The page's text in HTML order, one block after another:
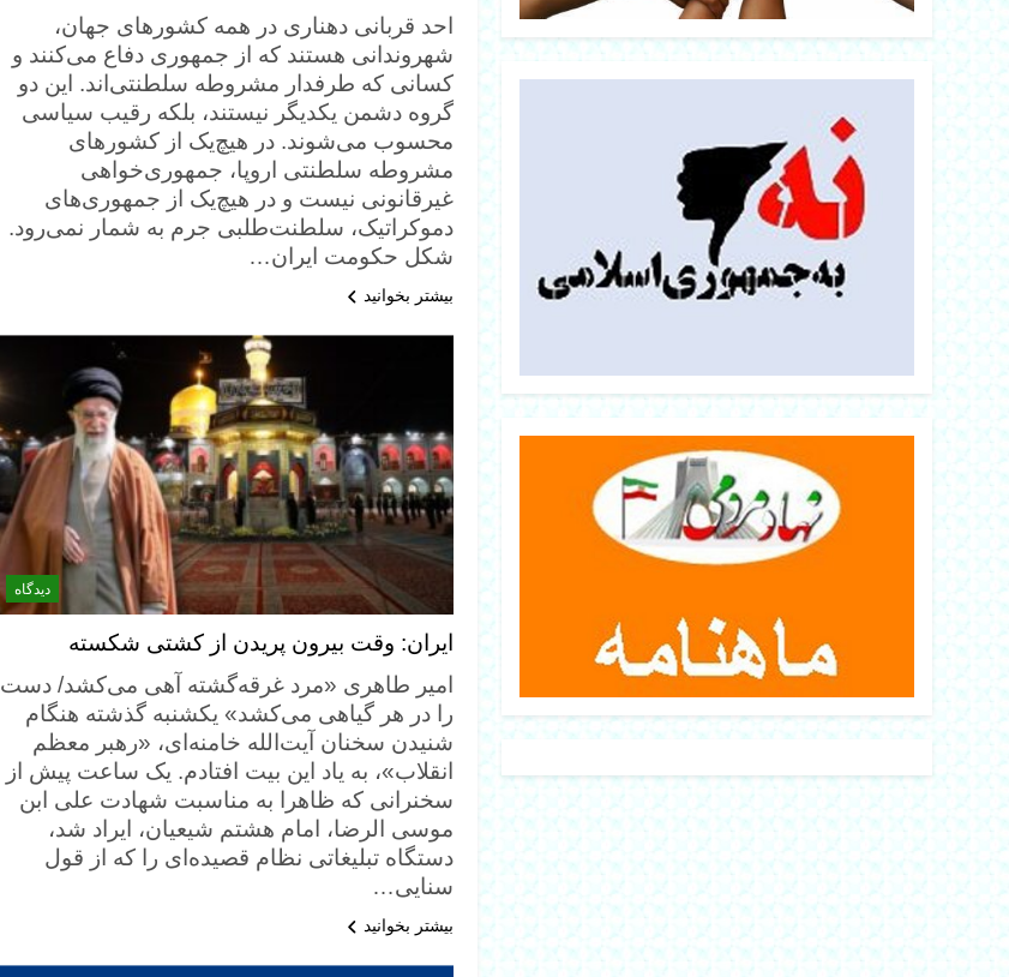
احد قربانی دهناری در همه کشورهای جهان،
شهروندانی هستند که از جمهوری دفاع می‌کنند و
کسانی که طرفدار مشروطه سلطنتی‌اند. این دو
گروه دشمن یکدیگر نیستند، بلکه رقیب سیاسی
محسوب می‌شوند. در هیچ‌یک از کشورهای
مشروطه سلطنتی اروپا، جمهوری‌خواهی
غیرقانونی نیست و در هیچ‌یک از جمهوری‌های
دموکراتیک، سلطنت‌طلبی جرم به شمار نمی‌رود.
شکل حکومت ایران…
بیشتر بخوانید
دیدگاه
ایران: وقت بیرون پریدن از کشتی شکسته
امیر طاهری «مرد غرقه‌گشته آهی می‌کشد/ دست
را در هر گیاهی می‌کشد» یکشنبه گذشته هنگام
شنیدن سخنان آیت‌الله خامنه‌ای، «رهبر معظم
انقلاب»، به یاد این بیت افتادم. یک ساعت پیش از
سخنرانی که ظاهرا به مناسبت شهادت علی ابن
موسی الرضا، امام هشتم شیعیان، ایراد شد،
دستگاه تبلیغاتی نظام قصیده‌ای را که از قول
سنایی…
بیشتر بخوانید